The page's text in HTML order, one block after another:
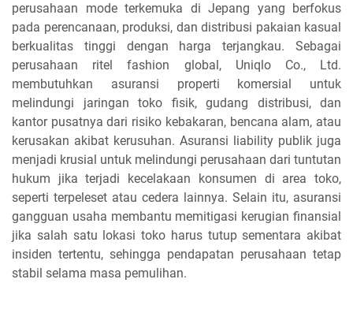
perusahaan mode terkemuka di Jepang yang berfokus
pada perencanaan, produksi, dan distribusi pakaian kasual
berkualitas tinggi dengan harga terjangkau. Sebagai
perusahaan ritel fashion global, Uniqlo Co., Ltd.
membutuhkan asuransi properti komersial untuk
melindungi jaringan toko fisik, gudang distribusi, dan
kantor pusatnya dari risiko kebakaran, bencana alam, atau
kerusakan akibat kerusuhan. Asuransi liability publik juga
menjadi krusial untuk melindungi perusahaan dari tuntutan
hukum jika terjadi kecelakaan konsumen di area toko,
seperti terpeleset atau cedera lainnya. Selain itu, asuransi
gangguan usaha membantu memitigasi kerugian finansial
jika salah satu lokasi toko harus tutup sementara akibat
insiden tertentu, sehingga pendapatan perusahaan tetap
stabil selama masa pemulihan.